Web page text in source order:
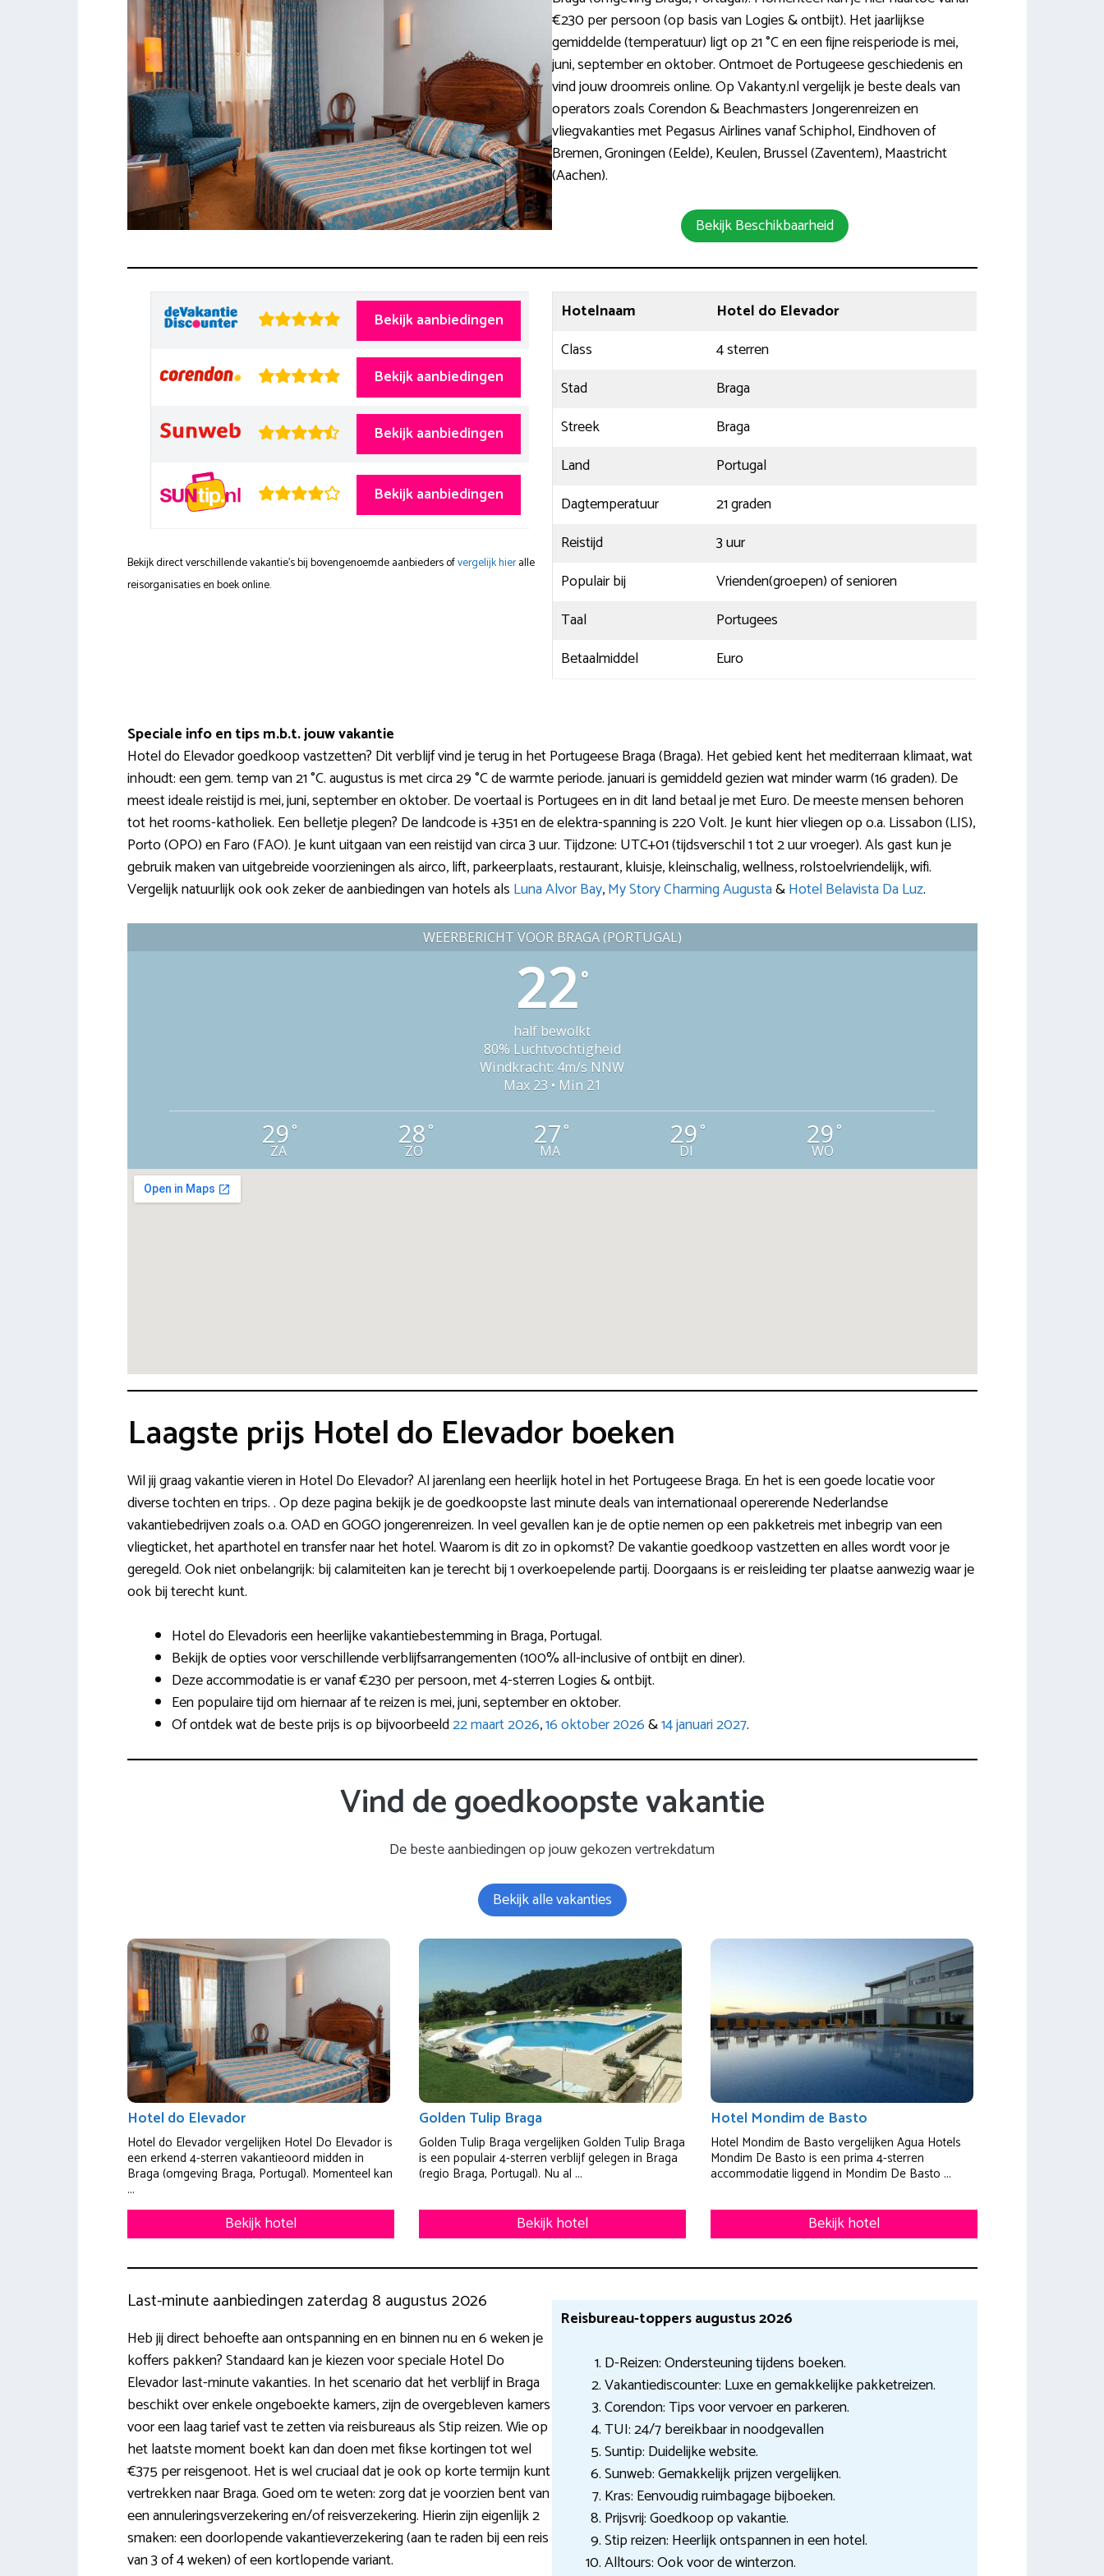
€230 per persoon (op basis van Logies & ontbijt). Het jaarlijkse
gemiddelde (temperatuur) ligt op 21 °C en een fijne reisperiode is mei,
juni, september en oktober. Ontmoet de Portugeese geschiedenis en
vind jouw droomreis online. Op Vakanty.nl vergelijk je beste deals van
operators zoals Corendon & Beachmasters Jongerenreizen en
vliegvakanties met Pegasus Airlines vanaf Schiphol, Eindhoven of
Bremen, Groningen (Eelde), Keulen, Brussel (Zaventem), Maastricht
(Aachen).
Bekijk Beschikbaarheid
Bekijk aanbiedingen
Bekijk aanbiedingen
Bekijk aanbiedingen
Bekijk aanbiedingen
Bekijk direct verschillende vakantie's bij bovengenoemde aanbieders ofvergelijk hieralle
reisorganisaties en boek online.
Hotelnaam
Hotel do Elevador
Class
4 sterren
Stad
Braga
Streek
Braga
Land
Portugal
Dagtemperatuur
21 graden
Reistijd
3 uur
Populair bij
Vrienden(groepen) of senioren
Taal
Portugees
Betaalmiddel
Euro
Speciale info en tips m.b.t. jouw vakantie
Hotel do Elevador goedkoop vastzetten? Dit verblijf vind je terug in het Portugeese Braga (Braga). Het gebied kent het mediterraan klimaat, wat
inhoudt: een gem. temp van 21 °C. augustus is met circa 29 °C de warmte periode. januari is gemiddeld gezien wat minder warm (16 graden). De
meest ideale reistijd is mei, juni, september en oktober. De voertaal is Portugees en in dit land betaal je met Euro. De meeste mensen behoren
tot het rooms-katholiek. Een belletje plegen? De landcode is +351 en de elektra-spanning is 220 Volt. Je kunt hier vliegen op o.a. Lissabon (LIS),
Porto (OPO) en Faro (FAO). Je kunt uitgaan van een reistijd van circa 3 uur. Tijdzone: UTC+01 (tijdsverschil 1 tot 2 uur vroeger). Als gast kun je
gebruik maken van uitgebreide voorzieningen als airco, lift, parkeerplaats, restaurant, kluisje, kleinschalig, wellness, rolstoelvriendelijk, wifi.
Vergelijk natuurlijk ook ook zeker de aanbiedingen van hotels als Luna Alvor Bay,My Story Charming Augusta&Hotel Belavista Da Luz.
WEERBERICHT VOOR BRAGA (PORTUGAL)
22°
half bewolkt
80% Luchtvochtigheid
Windkracht: 4m/s NNW
Max 23 • Min 21
29°
ZA
28°
ZO
27°
MA
29°
DI
29°
WO
Laagste prijs Hotel do Elevador boeken
Wil jij graag vakantie vieren in Hotel Do Elevador? Al jarenlang een heerlijk hotel in het Portugeese Braga. En het is een goede locatie voor
diverse tochten en trips. . Op deze pagina bekijk je de goedkoopste last minute deals van internationaal opererende Nederlandse
vakantiebedrijven zoals o.a. OAD en GOGO jongerenreizen. In veel gevallen kan je de optie nemen op een pakketreis met inbegrip van een
vliegticket, het aparthotel en transfer naar het hotel. Waarom is dit zo in opkomst? De vakantie goedkoop vastzetten en alles wordt voor je
geregeld. Ook niet onbelangrijk: bij calamiteiten kan je terecht bij 1 overkoepelende partij. Doorgaans is er reisleiding ter plaatse aanwezig waar je
ook bij terecht kunt.
Hotel do Elevadoris een heerlijke vakantiebestemming in Braga, Portugal.
Bekijk de opties voor verschillende verblijfsarrangementen (100% all-inclusive of ontbijt en diner).
Deze accommodatie is er vanaf €230 per persoon, met 4-sterren Logies & ontbijt.
Een populaire tijd om hiernaar af te reizen is mei, juni, september en oktober.
Of ontdek wat de beste prijs is op bijvoorbeeld22 maart 2026,16 oktober 2026&14 januari 2027.
Vind de goedkoopste vakantie
De beste aanbiedingen op jouw gekozen vertrekdatum
Bekijk alle vakanties
Hotel do Elevador
Hotel do Elevador vergelijken Hotel Do Elevador is
een erkend 4-sterren vakantieoord midden in
Braga (omgeving Braga, Portugal). Momenteel kan
...
Bekijk hotel
Golden Tulip Braga
Golden Tulip Braga vergelijken Golden Tulip Braga
is een populair 4-sterren verblijf gelegen in Braga
(regio Braga, Portugal). Nu al ...
Bekijk hotel
Hotel Mondim de Basto
Hotel Mondim de Basto vergelijken Agua Hotels
Mondim De Basto is een prima 4-sterren
accommodatie liggend in Mondim De Basto ...
Bekijk hotel
Last-minute aanbiedingen zaterdag 8 augustus 2026
Heb jij direct behoefte aan ontspanning en en binnen nu en 6 weken je
koffers pakken? Standaard kan je kiezen voor speciale Hotel Do
Elevador last-minute vakanties. In het scenario dat het verblijf in Braga
beschikt over enkele ongeboekte kamers, zijn de overgebleven kamers
voor een laag tarief vast te zetten via reisbureaus als Stip reizen. Wie op
het laatste moment boekt kan dan doen met fikse kortingen tot wel
€375 per reisgenoot. Het is wel cruciaal dat je ook op korte termijn kunt
vertrekken naar Braga. Goed om te weten: zorg dat je voorzien bent van
een annuleringsverzekering en/of reisverzekering. Hierin zijn eigenlijk 2
smaken: een doorlopende vakantieverzekering (aan te raden bij een reis
van 3 of 4 weken) of een kortlopende variant.
Reisbureau-toppers augustus 2026
D-Reizen: Ondersteuning tijdens boeken.
Vakantiediscounter: Luxe en gemakkelijke pakketreizen.
Corendon: Tips voor vervoer en parkeren.
TUI: 24/7 bereikbaar in noodgevallen
Suntip: Duidelijke website.
Sunweb: Gemakkelijk prijzen vergelijken.
Kras: Eenvoudig ruimbagage bijboeken.
Prijsvrij: Goedkoop op vakantie.
Stip reizen: Heerlijk ontspannen in een hotel.
Alltours: Ook voor de winterzon.